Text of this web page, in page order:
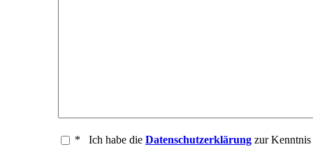
* Ich habe die Datenschutzerklärung zur Kenntnis